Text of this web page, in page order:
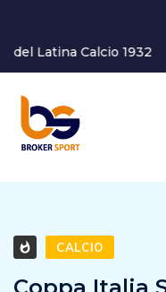
Marco Ghirotto è il